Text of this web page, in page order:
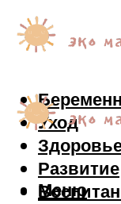
Уход
Развитие
Меню